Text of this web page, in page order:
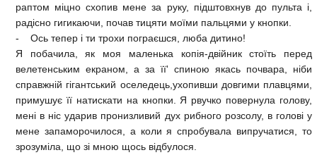
раптом міцно схопив мене за руку, підштовхнув до пульта і,
радісно гигикаючи, почав тицяти моїми пальцями у кнопки.
- Ось тепер і ти трохи пограєшся, люба дитино!
Я побачила, як моя маленька копія-двійник стоїть перед
велетенським екраном, а за її' спиною якась почвара, ніби
справжній гігантський оселедець,ухопивши довгими плавцями,
примушує її натискати на кнопки. Я рвучко повернула голову,
мені в ніс ударив пронизливий дух рибного розсолу, в голові у
мене запаморочилося, а коли я спробувала випручатися, то
зрозуміла, що зі мною щось відбулося.